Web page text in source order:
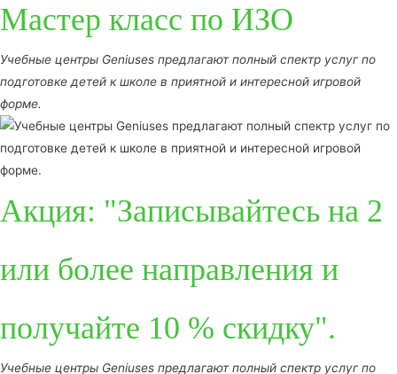
Мастер класс по ИЗО
Учебные центры Geniuses предлагают полный спектр услуг по
подготовке детей к школе в приятной и интересной игровой
форме.
Акция: "Записывайтесь на 2
или более направления и
получайте 10 % скидку".
Учебные центры Geniuses предлагают полный спектр услуг по